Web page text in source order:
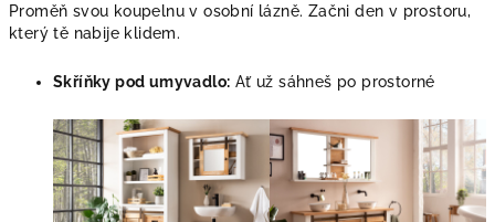
Proměň svou koupelnu v osobní lázně. Začni den v prostoru,
který tě nabije klidem.
Skříňky pod umyvadlo: Ať už sáhneš po prostorné